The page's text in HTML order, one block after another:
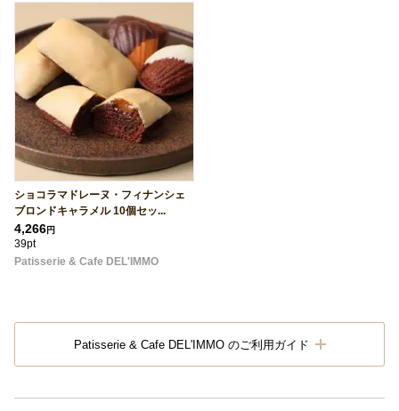
ショコラマドレーヌ・フィナンシェ
ブロンドキャラメル 10個セッ...
4,266円
39pt
Patisserie & Cafe DEL'IMMO
Patisserie & Cafe DEL'IMMO のご利用ガイド